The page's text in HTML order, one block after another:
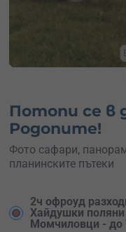
Потопи се в
Родопите!
Фото сафари,
планинските пътеки
2ч офроуд
Хайдушки поляни
Момчиловци - до